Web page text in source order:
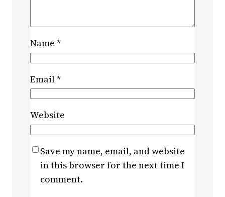
Name *
Email*
Website
Save my name, email, and website
in this browser for the next time I
comment.